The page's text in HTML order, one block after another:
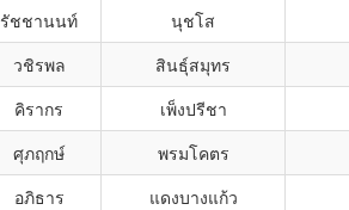
รัชชานนท์ นุชโส
วชิรพล สินธุ์สมุทร
คิรากร เพ็งปรีชา
ศุภฤกษ์ พรมโคตร
อภิธาร แดงบางแก้ว